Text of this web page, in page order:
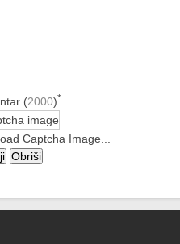
Komentar (2000)*